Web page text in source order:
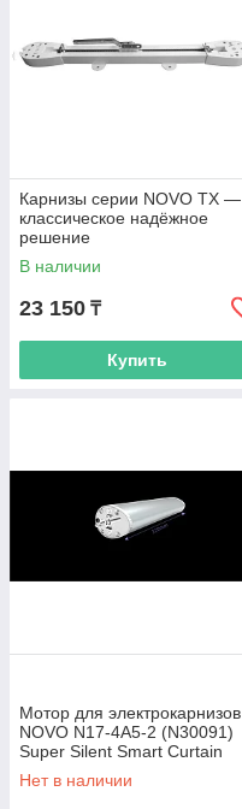
Карнизы серии NOVO TX —
классическое надёжное
решение
В наличии
23 150 ₸
Купить
Мотор для электрокарнизов
NOVO N17-4A5-2 (N30091)
Super Silent Smart Curtain
System 485
Нет в наличии